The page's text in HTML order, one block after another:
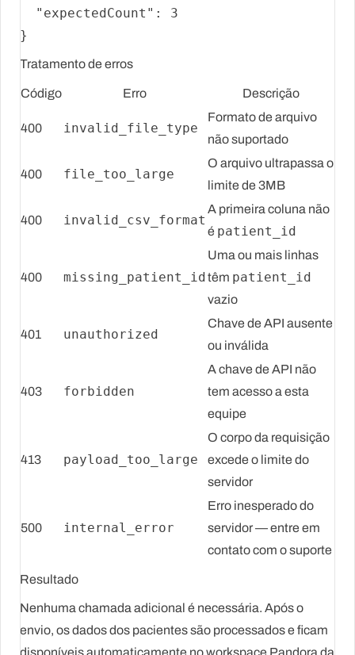
"expectedCount" :
3
}
Tratamento de erros
Código Erro Descrição
400 invalid_file_type
Formato de arquivo
não suportado
400 file_too_large
O arquivo ultrapassa o
limite de 3MB
400 invalid_csv_format
A primeira coluna não
é patient_id
400 missing_patient_id
Uma ou mais linhas
têm patient_id
vazio
401 unauthorized
Chave de API ausente
ou inválida
403 forbidden
A chave de API não
tem acesso a esta
equipe
413 payload_too_large
O corpo da requisição
excede o limite do
servidor
500 internal_error
Erro inesperado do
servidor — entre em
contato com o suporte
Resultado
Nenhuma chamada adicional é necessária. Após o
envio, os dados dos pacientes são processados e ficam
disponíveis automaticamente no workspace Pandora da